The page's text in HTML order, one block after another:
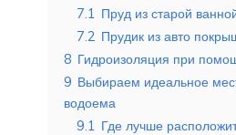
7.1 Пруд из старой
7.2 Прудик из авто
8 Гидроизоляция при
9 Выбираем идеальное
водоема
9.1 Где лучше